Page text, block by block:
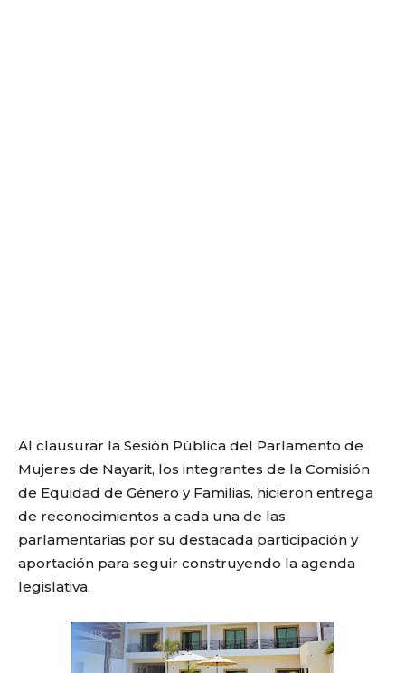
Al clausurar la Sesión Pública del Parlamento de
Mujeres de Nayarit, los integrantes de la Comisión
de Equidad de Género y Familias, hicieron entrega
de reconocimientos a cada una de las
parlamentarias por su destacada participación y
aportación para seguir construyendo la agenda
legislativa.